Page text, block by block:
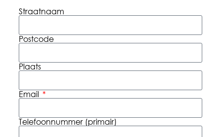
Straatnaam
Postcode
Plaats
Email
Telefoonnummer (primair)